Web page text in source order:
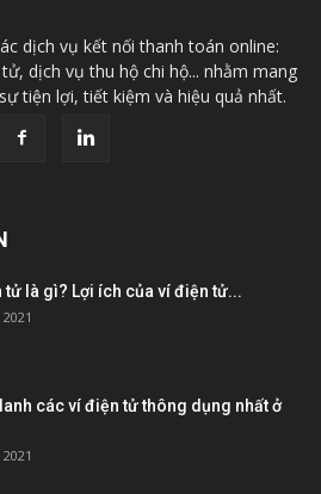
dịch vụ kết nối thanh toán online:
dịch vụ thu hộ chi hộ... nhằm mang
tiện lợi, tiết kiệm và hiệu quả nhất.
tử là gì? Lợi ích của ví điện tử...
các ví điện tử thông dụng nhất ở